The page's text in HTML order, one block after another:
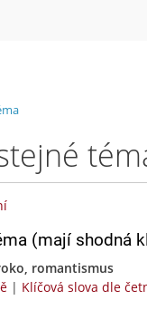
(mají shodná
romantismus
| Klíčová slova dle